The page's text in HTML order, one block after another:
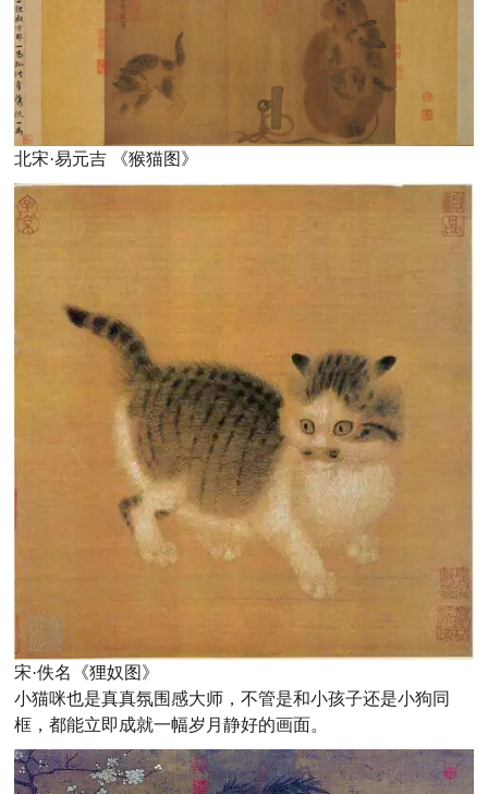
北宋·易元吉 《猴猫图》
宋·佚名《狸奴图》
小猫咪也是真真氛围感大师，不管是和小孩子还是小狗同
框，都能立即成就一幅岁月静好的画面。